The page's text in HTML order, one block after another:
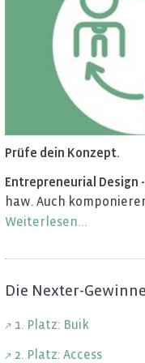
Prüfe dein Kon­zept.
En­tre­pre­neu­ri­al De­sign
haw. Auch
Wei­ter­le­sen...
Die Nex­ter-
1. Platz: Buik
2. Platz: Ac­cess